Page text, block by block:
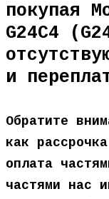
покупая
G24C4
и
Обратите
как
оплата
частями нас